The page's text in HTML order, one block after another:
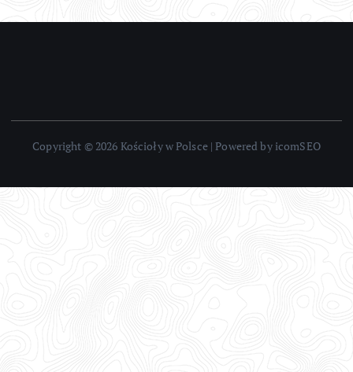
Copyright © 2026 Kościoły w Polsce | Powered by icomSEO